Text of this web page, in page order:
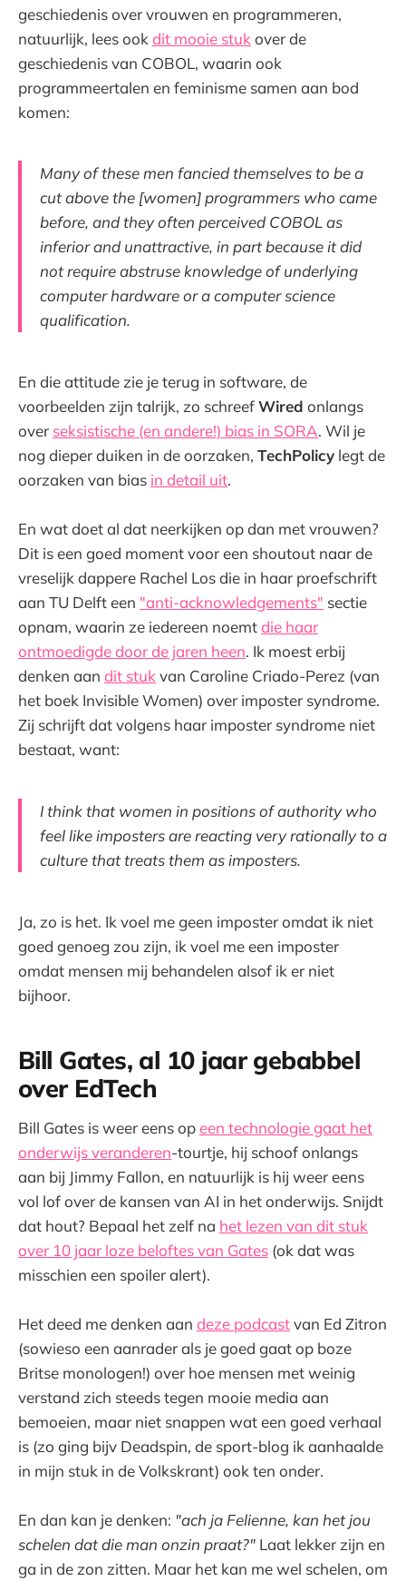
geschiedenis over vrouwen en programmeren,
natuurlijk, lees ook dit mooie stuk over de
geschiedenis van COBOL, waarin ook
programmeertalen en feminisme samen aan bod
komen:
Many of these men fancied themselves to be a
cut above the [women] programmers who came
before, and they often perceived COBOL as
inferior and unattractive, in part because it did
not require abstruse knowledge of underlying
computer hardware or a computer science
qualification.
En die attitude zie je terug in software, de
voorbeelden zijn talrijk, zo schreefWired onlangs
over seksistische (en andere!) bias in SORA. Wil je
nog dieper duiken in de oorzaken, TechPolicy legt de
oorzaken van bias in detail uit.
En wat doet al dat neerkijken op dan met vrouwen?
Dit is een goed moment voor een shoutout naar de
vreselijk dappere Rachel Los die in haar proefschrift
aan TU Delft een "anti-acknowledgements" sectie
opnam, waarin ze iedereen noemtdie haar
ontmoedigde door de jaren heen. Ik moest erbij
denken aan dit stukvan Caroline Criado-Perez (van
het boek Invisible Women) over imposter syndrome.
Zij schrijft dat volgens haar imposter syndrome niet
bestaat, want:
I think that women in positions of authority who
feel like imposters are reacting very rationally to a
culturethat treats them as imposters.
Ja, zo is het. Ik voel me geen imposter omdat ik niet
goed genoeg zou zijn, ik voel me een imposter
omdat mensen mij behandelen alsof ik er niet
bijhoor.
Bill Gates, al 10 jaar gebabbel
over EdTech
Bill Gates is weer eens opeen technologie gaat het
onderwijs veranderen-tourtje, hij schoof onlangs
aan bij Jimmy Fallon, en natuurlijk is hij weer eens
vol lof over de kansen van AI in het onderwijs. Snijdt
dat hout? Bepaal het zelf na het lezen van dit stuk
over 10 jaar loze beloftes van Gates (ok dat was
misschien een spoiler alert).
Het deed me denken aan deze podcastvan Ed Zitron
(sowieso een aanrader als je goed gaat op boze
Britse monologen!) over hoe mensen met weinig
verstand zich steeds tegen mooie media aan
bemoeien, maar niet snappen wat een goed verhaal
is (zo ging bijv Deadspin, de sport-blog ik aanhaalde
in mijn stuk in de Volkskrant) ook ten onder.
En dan kan je denken: "ach ja Felienne, kan het jou
schelen dat die man onzin praat?" Laat lekker zijn en
ga in de zon zitten. Maar het kan me wel schelen, om